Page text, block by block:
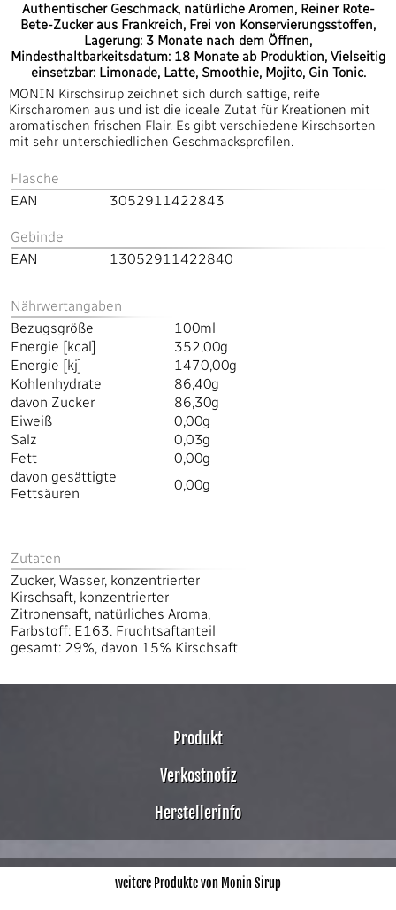
Authentischer Geschmack, natürliche Aromen, Reiner Rote-
Bete-Zucker aus Frankreich, Frei von Konservierungsstoffen,
Lagerung: 3 Monate nach dem Öffnen,
Mindesthaltbarkeitsdatum: 18 Monate ab Produktion, Vielseitig
einsetzbar: Limonade, Latte, Smoothie, Mojito, Gin Tonic.
MONIN Kirschsirup zeichnet sich durch saftige, reife
Kirscharomen aus und ist die ideale Zutat für Kreationen mit
aromatischen frischen Flair. Es gibt verschiedene Kirschsorten
mit sehr unterschiedlichen Geschmacksprofilen.
Flasche
EAN
3052911422843
Gebinde
EAN
13052911422840
Nährwertangaben
Bezugsgröße
100ml
Energie [kcal]
352,00g
Energie [kj]
1470,00g
Kohlenhydrate
86,40g
davon Zucker
86,30g
Eiweiß
0,00g
Salz
0,03g
Fett
0,00g
davon gesättigte
Fettsäuren
0,00g
Zutaten
Zucker, Wasser, konzentrierter
Kirschsaft, konzentrierter
Zitronensaft, natürliches Aroma,
Farbstoff: E163. Fruchtsaftanteil
gesamt: 29%, davon 15% Kirschsaft
Produkt
Verkostnotiz
Herstellerinfo
weitere Produkte von Monin Sirup